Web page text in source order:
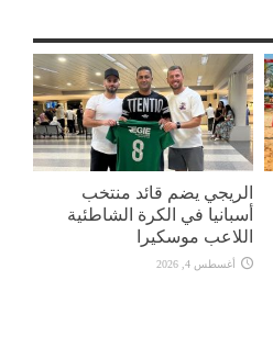
الريجي يضم قائد منتخب
أسبانيا في الكرة الشاطئية
اللاعب موسكيرا
أغسطس 4, 2026